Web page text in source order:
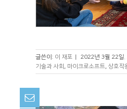
글쓴이: 이 재포 | 2022년 3월 22일.
기술과 사회 , 마이크로소프트, 상호작